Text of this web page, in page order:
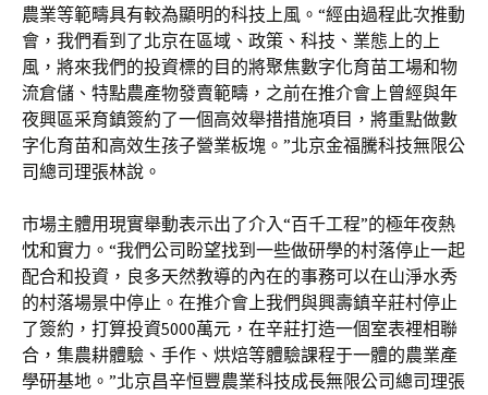
農業等範疇具有較為顯明的科技上風。“經由過程此次推動
會，我們看到了北京在區域、政策、科技、業態上的上
風，將來我們的投資標的目的將聚焦數字化育苗工場和物
流倉儲、特點農產物發賣範疇，之前在推介會上曾經與年
夜興區采育鎮簽約了一個高效舉措措施項目，將重點做數
字化育苗和高效生孩子營業板塊。”北京金福騰科技無限公
司總司理張林說。
市場主體用現實舉動表示出了介入“百千工程”的極年夜熱
忱和實力。“我們公司盼望找到一些做研學的村落停止一起
配合和投資，良多天然教導的內在的事務可以在山淨水秀
的村落場景中停止。在推介會上我們與興壽鎮辛莊村停止
了簽約，打算投資5000萬元，在辛莊打造一個室表裡相聯
合，集農耕體驗、手作、烘焙等體驗課程于一體的農業產
學研基地。”北京昌辛恒豐農業科技成長無限公司總司理張